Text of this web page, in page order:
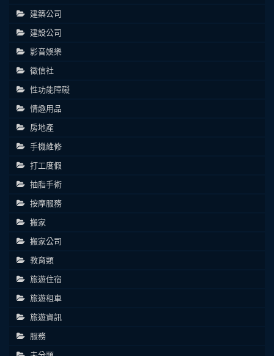
建築公司
建設公司
影音娛樂
徵信社
性功能障礙
情趣用品
房地產
手機維修
打工度假
抽脂手術
按摩服務
搬家
搬家公司
教育類
旅遊住宿
旅遊租車
旅遊資訊
服務